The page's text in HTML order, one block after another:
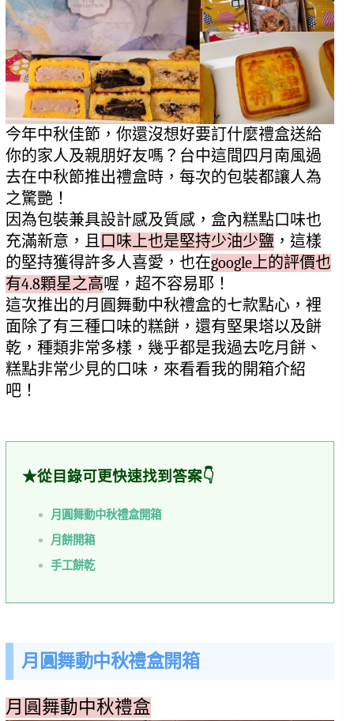
今年中秋佳節，你還沒想好要訂什麼禮盒送給
你的家人及親朋好友嗎？台中這間四月南風過
去在中秋節推出禮盒時，每次的包裝都讓人為
之驚艷！
因為包裝兼具設計感及質感，盒內糕點口味也
充滿新意，且 口味上也是堅持少油少鹽 ，這樣
的堅持獲得許多人喜愛，也在google上的評價也
有4.8顆星之高喔，超不容易耶！
這次推出的月圓舞動中秋禮盒的七款點心，裡
面除了有三種口味的糕餅，還有堅果塔以及餅
乾，種類非常多樣，幾乎都是我過去吃月餅、
糕點非常少見的口味，來看看我的開箱介紹
吧！
★從目錄可更快速找到答案👇
月圓舞動中秋禮盒開箱
月餅開箱
手工餅乾
月圓舞動中秋禮盒開箱
月圓舞動中秋禮盒